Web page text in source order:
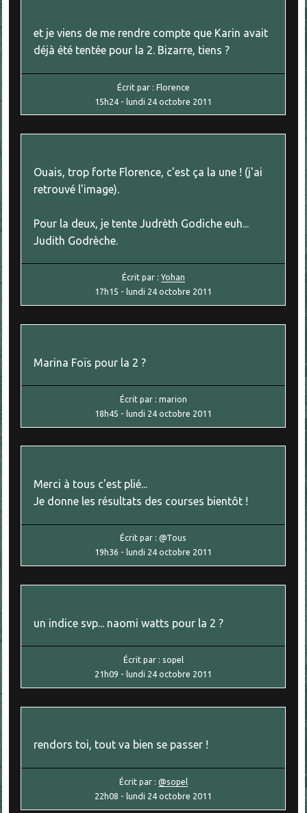
et je viens de me rendre compte que Karin avait
déjà été tentée pour la 2. Bizarre, tiens ?
Écrit par : Florence
15h24 -lundi 24 octobre 2011
Ouais, trop forte Florence, c'est ça la une ! (j'ai
retrouvé l'image).
Pour la deux, je tente Judrèth Godiche euh...
Judith Godrèche.
Écrit par : Yohan
17h15 - lundi 24 octobre 2011
Marina Foïs pour la 2 ?
Écrit par : marion
18h45 -lundi 24 octobre 2011
Merci à tous c'est plié...
Je donne les résultats des courses bientôt !
Écrit par :@Tous
19h36 - lundi 24 octobre 2011
un indice svp... naomi watts pour la 2 ?
Écrit par : sopel
21h09 - lundi 24 octobre 2011
rendors toi, tout va bien se passer !
Écrit par : @sopel
22h08 -lundi 24 octobre 2011